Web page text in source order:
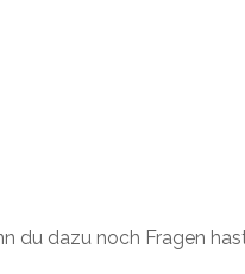
du dazu noch Fragen